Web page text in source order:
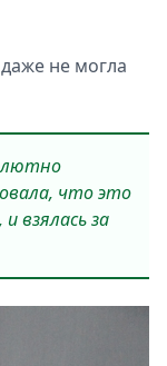
не могла
что это
взялась за